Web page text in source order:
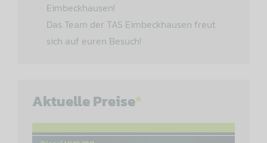
Eimbeckhausen!
Das Team der TAS Eimbeckhausen freut
sich auf euren Besuch!
Aktuelle Preise*